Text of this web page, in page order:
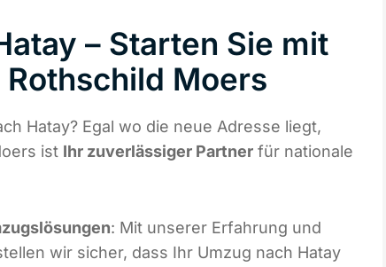
– Starten Sie mit
Moers
Hatay? Egal wo die neue Adresse liegt,
ist Ihr zuverlässiger Partner für nationale
: Mit unserer Erfahrung und
wir sicher, dass Ihr Umzug nach Hatay